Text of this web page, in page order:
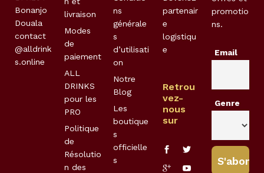
Bonanjo
Douala
contact
@alldrink
s.online
livraison
Modes
de
paiement
ALL
DRINKS
pour les
PRO
Politique
de
Résolutio
n des
ns
générale
s
d’utilisati
on
Notre
Blog
Les
boutique
s
officielle
s
partenair
e
logistiqu
e
Retrou
vez-
nous
sur
promotio
ns.
Email
Genre